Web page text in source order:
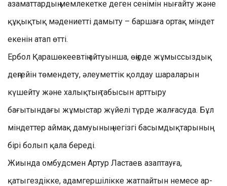
азаматтардың мемлекетке деген сенімін нығайту және
құқықтық мәдениетті дамыту – баршаға ортақ міндет
екенін атап өтті.
Ербол Қарашөкеевтің айтуынша, өңірде жұмыссыздық
деңгейін төмендету, әлеуметтік қолдау шараларын
күшейту және халықтың табысын арттыру
бағытындағы жұмыстар жүйелі түрде жалғасуда. Бұл
міндеттер аймақ дамуының негізгі басымдықтарының
бірі болып қала береді.
Жиында омбудсмен Артур Ластаев азаптауға,
қатыгездікке, адамгершілікке жатпайтын немесе ар-